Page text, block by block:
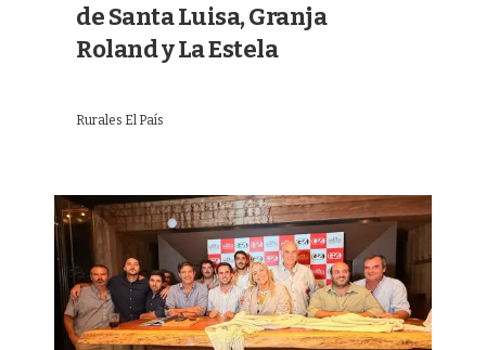
de Santa Luisa, Granja
Roland y La Estela
Rurales El País